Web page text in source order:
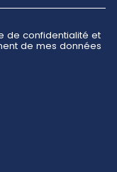
de confidentialité et
de mes données